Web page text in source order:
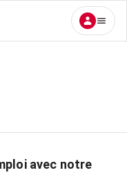
avec notre